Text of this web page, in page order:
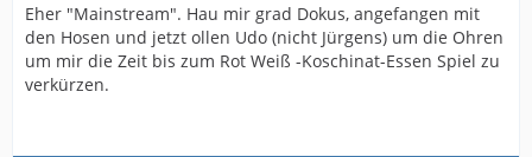
Eher "Mainstream". Hau mir grad Dokus, angefangen mit
den Hosen und jetzt ollen Udo (nicht Jürgens) um die Ohren
um mir die Zeit bis zum Rot Weiß -Koschinat-Essen Spiel zu
verkürzen.